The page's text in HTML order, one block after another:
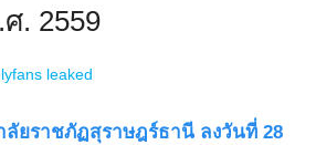
. 2559
leaked
ยราชภัฏสุราษฎร์ธานี ลงวันที่ 28